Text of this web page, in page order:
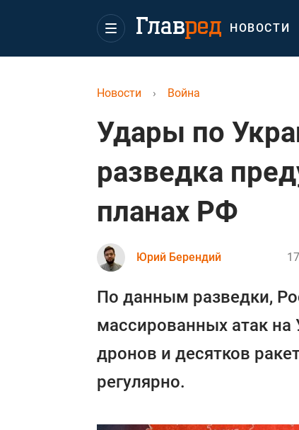
НОВОСТИ
Новости › Война
Удары по
разведка
планах РФ
Юрий Берендий
По данным разведки,
массированных атак на
дронов и десятков
регулярно.